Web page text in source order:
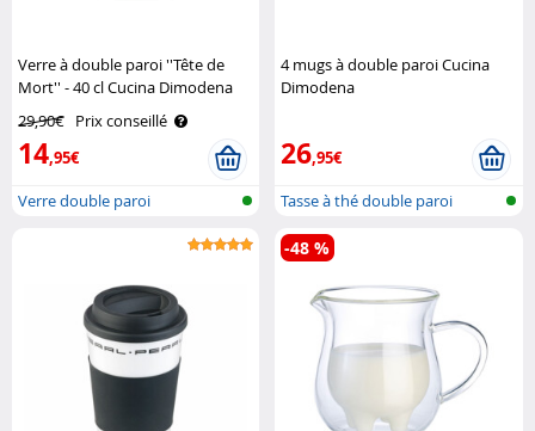
Verre à double paroi ''Tête de
Mort'' - 40 cl Cucina Dimodena
29,90€ Prix conseillé
14,95€
Verre double paroi
4 mugs à double paroi Cucina
Dimodena
26,95€
Tasse à thé double paroi
-48 %